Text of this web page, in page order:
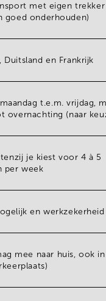
met eigen
goed onderhouden)
Duitsland en Frankrijk
t.e.m. vrijdag,
overnachting (naar
je kiest voor 4 à 5
per week
en
mee naar huis, ook